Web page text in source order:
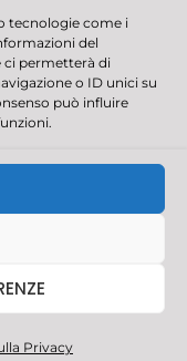
tecnologie come i
del
ci permetterà di
o ID unici su
può influire
Privacy
IMPRESE DELLA
a
s
p
p